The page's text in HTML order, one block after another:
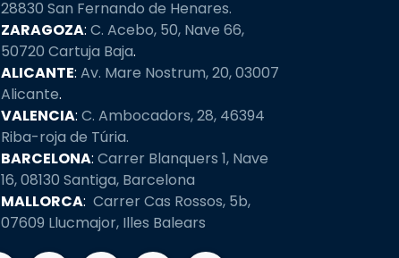
28830 San Fernando de Henares.
ZARAGOZA: C. Acebo, 50, Nave 66,
50720 Cartuja Baja.
ALICANTE: Av. Mare Nostrum, 20, 03007
Alicante.
VALENCIA: C. Ambocadors, 28, 46394
Riba-roja de Túria.
BARCELONA: Carrer Blanquers 1, Nave
16, 08130 Santiga, Barcelona
MALLORCA: Carrer Cas Rossos, 5b,
07609 Llucmajor, Illes Balears